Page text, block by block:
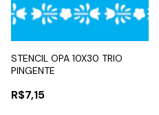
STENCIL OPA 10X30 TRIO
PINGENTE
R$7,15